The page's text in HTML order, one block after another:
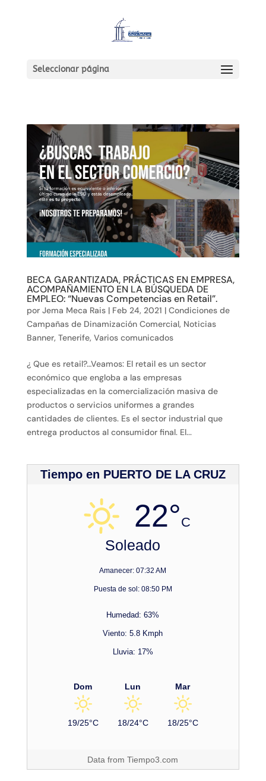
Seleccionar página
BECA GARANTIZADA, PRÁCTICAS EN EMPRESA,
ACOMPAÑAMIENTO EN LA BÚSQUEDA DE
EMPLEO: “Nuevas Competencias en Retail”.
por Jema Meca Rais| Feb 24, 2021 | Condiciones de
Campañas de Dinamización Comercial, Noticias
Banner, Tenerife, Varios comunicados
¿ Que es retail?…Veamos: El retail es un sector
económico que engloba a las empresas
especializadas en la comercialización masiva de
productos o servicios uniformes a grandes
cantidades de clientes. Es el sector industrial que
entrega productos al consumidor final. El...
Tiempo en PUERTO DE LA CRUZ
22°C
Soleado
Amanecer: 07:32 AM
Puesta de sol: 08:50 PM
Humedad: 63%
Viento: 5.8 Kmph
Lluvia: 17%
Dom
19/25°C
Lun
18/24°C
Mar
18/25°C
Data fromTiempo3.com